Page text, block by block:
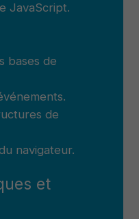
JavaScript.
bases de
de
navigateur.
et